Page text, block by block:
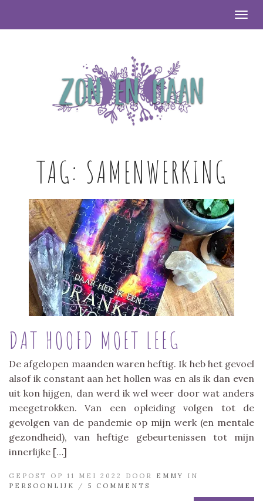
TAG: SAMENWERKING
DAT HOOFD MOET LEEG
De afgelopen maanden waren heftig. Ik heb het gevoel
alsof ik constant aan het hollen was en als ik dan even
uit kon hijgen, dan werd ik wel weer door wat anders
meegetrokken. Van een opleiding volgen tot de
gevolgen van de pandemie op mijn werk (en mentale
gezondheid), van heftige gebeurtenissen tot mijn
innerlijke […]
GEPOST OP 11 MEI 2022 DOOR EMMY
IN
PERSOONLIJK
/ 5 COMMENTS